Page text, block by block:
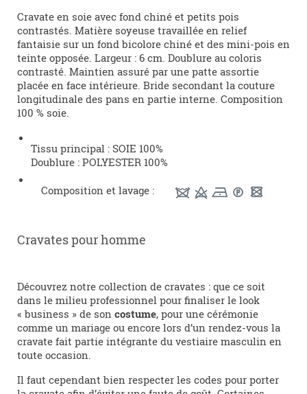
Cravate en soie avec fond chiné et petits pois
contrastés. Matière soyeuse travaillée en relief
fantaisie sur un fond bicolore chiné et des mini-pois en
teinte opposée. Largeur : 6 cm. Doublure au coloris
contrasté. Maintien assuré par une patte assortie
placée en face intérieure. Bride secondant la couture
longitudinale des pans en partie interne. Composition
100 % soie.
Tissu principal : SOIE 100%
Doublure : POLYESTER 100%
Composition et lavage :
Cravates pour homme
Découvrez notre collection de cravates : que ce soit
dans le milieu professionnel pour finaliser le look
« business » de son costume, pour une cérémonie
comme un mariage ou encore lors d’un rendez-vous la
cravate fait partie intégrante du vestiaire masculin en
toute occasion.
Il faut cependant bien respecter les codes pour porter